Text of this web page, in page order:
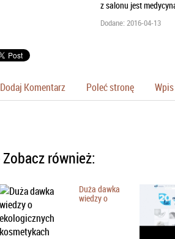
z salonu jest
Dodane: 2016-04-13
Dodaj Komentarz Poleć stronę
Zobacz również:
Duża dawka
wiedzy o